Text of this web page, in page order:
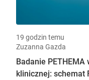
19 godzin temu
Zuzanna Gazda
Badanie
klinicznej: schemat